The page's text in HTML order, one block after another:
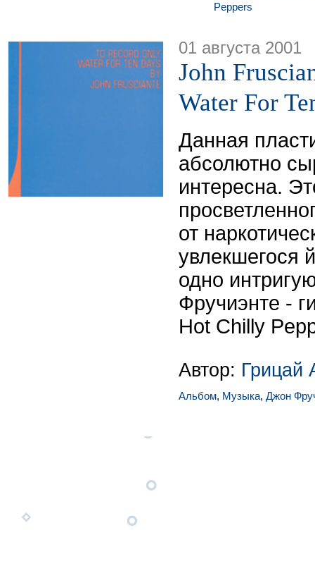
Peppers
01 августа 2001
John
Water For
Данная
абсолютно
интересна.
от
увлекшегося
одно
Фручиэнте -
Hot Chilly
Автор: Грицай
Альбом, Музыка, Джон